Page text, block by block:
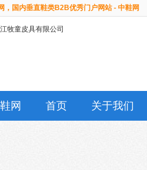
，国内垂直鞋类B2B优秀门户网站 - 中鞋网
网 首页 关于我们